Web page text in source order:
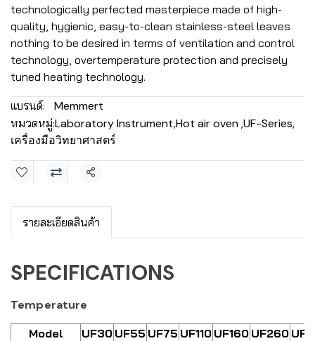
technologically perfected masterpiece made of high-
quality, hygienic, easy-to-clean stainless-steel leaves
nothing to be desired in terms of ventilation and control
technology, overtemperature protection and precisely
tuned heating technology.
แบรนด์: Memmert
หมวดหมู่:Laboratory Instrument,Hot air oven,UF-Series,
เครื่องมือวิทยาศาสตร์
แชร์
รายละเอียดสินค้า
SPECIFICATIONS
Temperature
Model UF30 UF55 UF75 UF110 UF160 UF260